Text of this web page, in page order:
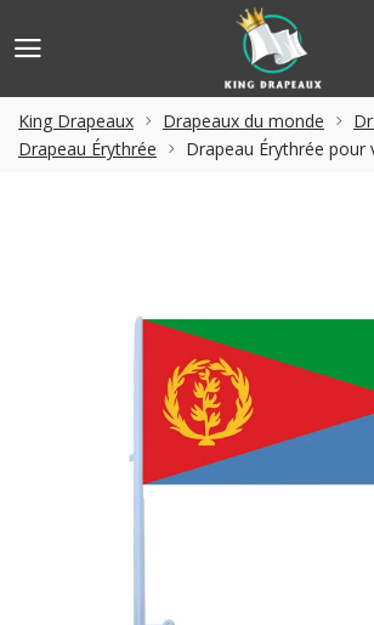
King Drapeaux Drapeaux du monde
Drapeau Érythrée
Drapeau Érythrée pour